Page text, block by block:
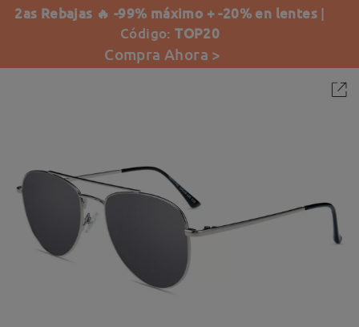
2as Rebajas 🔥 -99% máximo + -20% en lentes |
Código:TOP20
Compra Ahora >